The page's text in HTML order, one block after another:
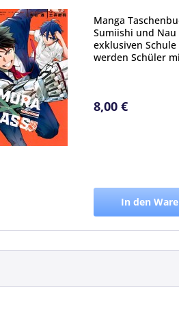
Manga
Sumiishi und Nau
exklusiven Schule
werden Schüler
Jugendlichen
8,00 €
In den